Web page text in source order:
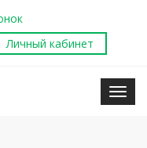
Личный кабинет